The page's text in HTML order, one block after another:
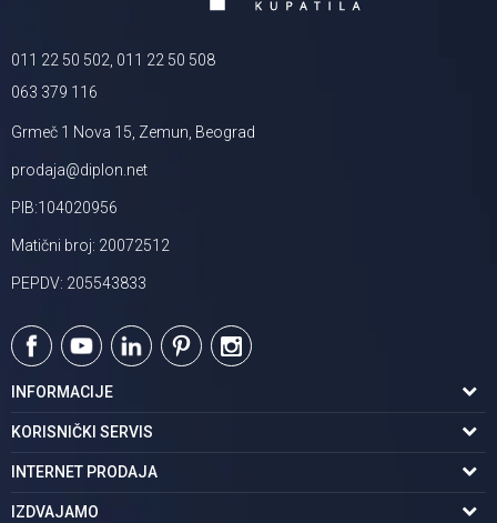
011 22 50 502, 011 22 50 508
063 379 116
Grmeč 1 Nova 15, Zemun, Beograd
prodaja@diplon.net
PIB:104020956
Matični broj: 20072512
PEPDV: 205543833
INFORMACIJE
O nama
Podaci o trgovcu
Karijera | postani deo tima
KORISNIČKI SERVIS
Uslovi korišćenja
Politika privatnosti
INTERNET PRODAJA
Kako kupiti
IZDVAJAMO